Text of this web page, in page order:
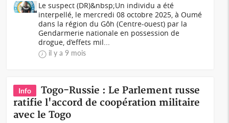
Le suspect (DR)&nbsp;Un individu a été
interpellé, le mercredi 08 octobre 2025, à Oumé
dans la région du Gôh (Centre-ouest) par la
Gendarmerie nationale en possession de
drogue, d’effets mil...
il y a 9 mois
Info
Togo-Russie : Le Parlement russe
ratifie l'accord de coopération militaire
avec le Togo